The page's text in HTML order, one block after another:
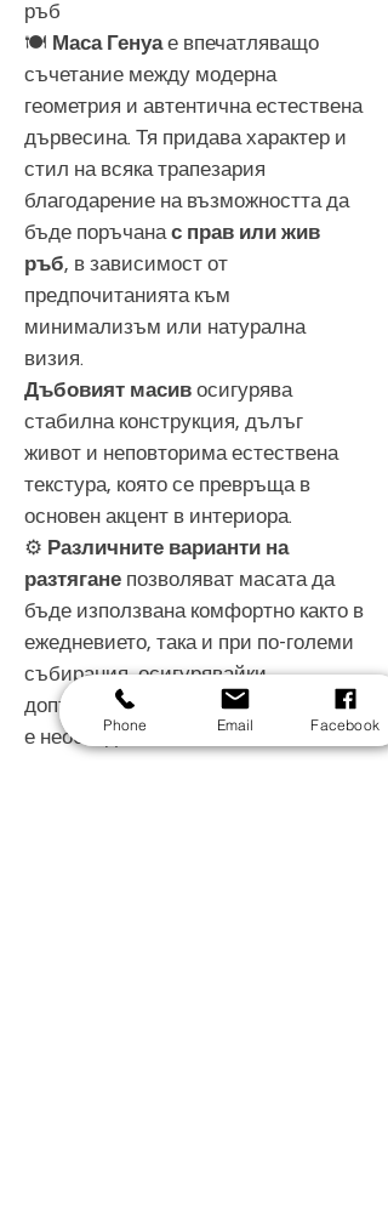
ръб
🍽️ Маса Генуае впечатляващо
съчетание между модерна
геометрия и автентична естествена
дървесина. Тя придава характер и
стил на всяка трапезария
благодарение на възможността да
бъде поръчанас прав или жив
ръб, в зависимост от
предпочитанията към
минимализъм или натурална
визия.
Дъбовият масив осигурява
стабилна конструкция, дълъг
живот и неповторима естествена
текстура, която се превръща в
основен акцент в интериора.
⚙️ Различните варианти на
разтягане позволяват масата да
бъде използвана комфортно както в
ежедневието, така и при по-големи
събирания, осигурявайки
допълнително пространство, когато
е необходимо.
Phone Email Facebook